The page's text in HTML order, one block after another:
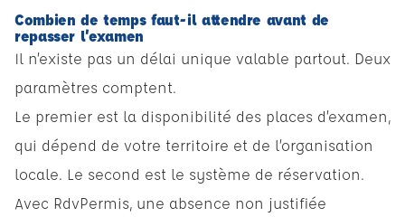
Combien de temps faut-il attendre avant de
repasser l’examen
Il n’existe pas un délai unique valable partout. Deux
paramètres comptent.
Le premier est la disponibilité des places d’examen,
qui dépend de votre territoire et de l’organisation
locale. Le second est le système de réservation.
Avec RdvPermis, une absence non justifiée